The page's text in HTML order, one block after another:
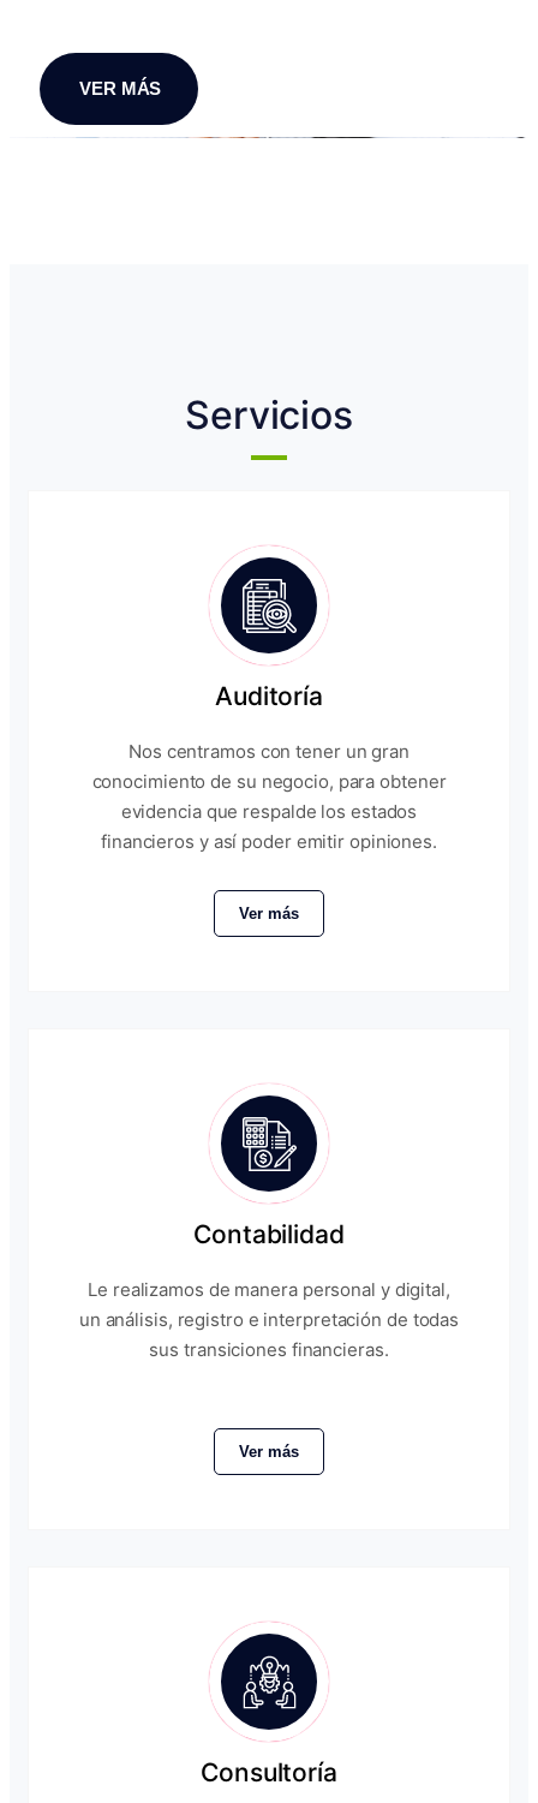
VER MÁS
Servicios
Auditoría
Nos centramos con tener un gran
conocimiento de su negocio, para obtener
evidencia que respalde los estados
financieros y así poder emitir opiniones.
Ver más
Contabilidad
Le realizamos de manera personal y digital,
un análisis, registro e interpretación de todas
sus transiciones financieras.
Ver más
Consultoría